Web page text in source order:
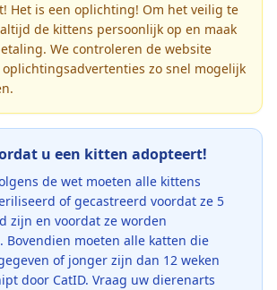
Het is een oplichting! Om het veilig te
de kittens persoonlijk op en maak
We controleren de website
zo snel mogelijk
u een kitten adopteert!
de wet moeten alle kittens
of gecastreerd voordat ze 5
zijn en voordat ze worden
Bovendien moeten alle katten die
of jonger zijn dan 12 weken
door CatID. Vraag uw dierenarts